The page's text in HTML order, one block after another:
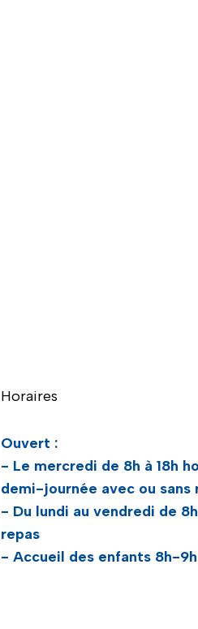
Horaires
Ouvert :
- Le mercredi de 8h à 18h
demi-journée avec ou sans
- Du lundi au vendredi de
repas
- Accueil des enfants 8h-